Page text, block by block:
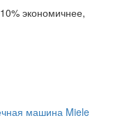
экономичнее,